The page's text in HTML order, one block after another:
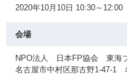
2020年10月10日 10:30～12:00
会場
NPO法人 日本FP協会 東海
名古屋市中村区那古野1-47-1